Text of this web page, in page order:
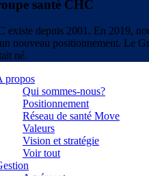
santé CHC
existe depuis 2001. En 2019,
nouveau positionnement. Le
né.
propos
Qui sommes-nous?
Positionnement
Réseau de santé Move
Valeurs
Vision et stratégie
Voir tout